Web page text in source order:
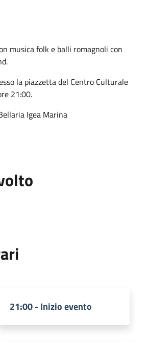
musica folk e balli romagnoli con
la piazzetta del Centro Culturale
21:00.
Igea Marina
21:00 - Inizio evento